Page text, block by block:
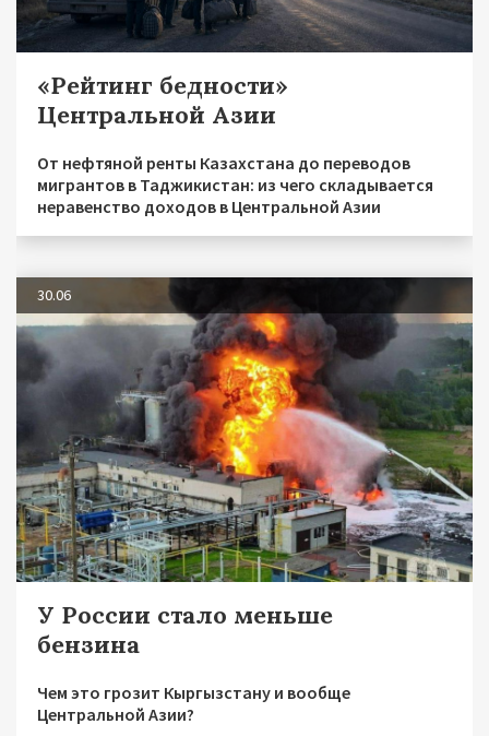
«Рейтинг бедности»
Центральной Азии
От нефтяной ренты Казахстана до переводов
мигрантов в Таджикистан: из чего складывается
неравенство доходов в Центральной Азии
30.06
У России стало меньше
бензина
Чем это грозит Кыргызстану и вообще
Центральной Азии?